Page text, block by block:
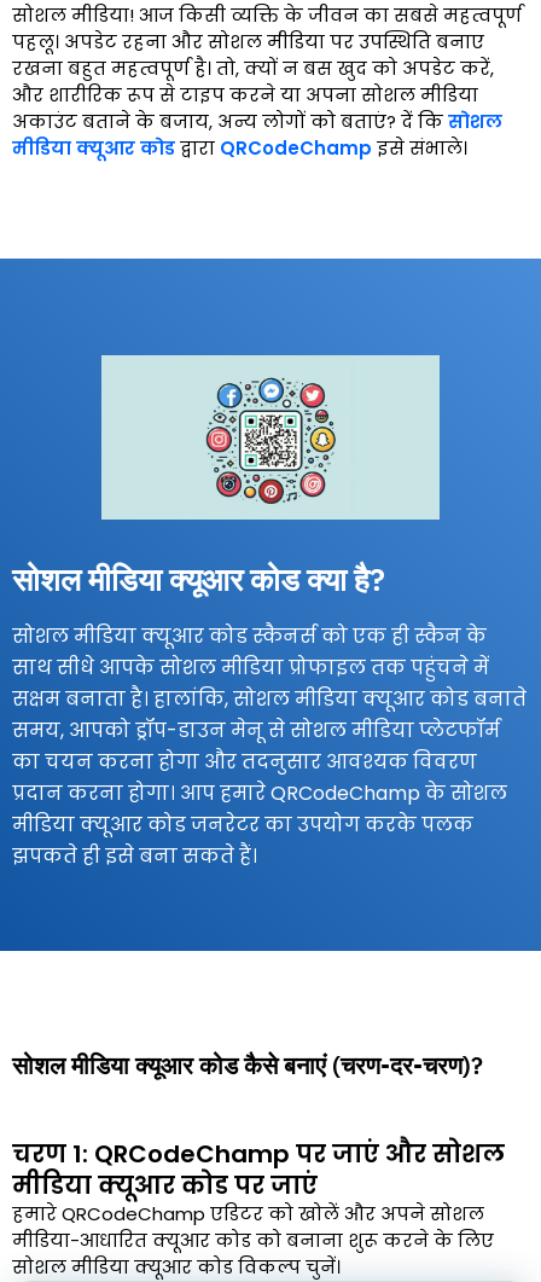
सोशल मीडिया! आज किसी व्यक्ति के जीवन का सबसे महत्वपूर्ण
पहलू। अपडेट रहना और सोशल मीडिया पर उपस्थिति बनाए
रखना बहुत महत्वपूर्ण है। तो, क्यों न बस खुद को अपडेट करें,
और शारीरिक रूप से टाइप करने या अपना सोशल मीडिया
अकाउंट बताने के बजाय, अन्य लोगों को बताएं? दें किसोशल
मीडिया क्यूआर कोडद्वारा QRCodeChamp इसे संभाले।
सोशल मीडिया क्यूआर कोड क्या है?
सोशल मीडिया क्यूआर कोड स्कैनर्स को एक ही स्कैन के
साथ सीधे आपके सोशल मीडिया प्रोफाइल तक पहुंचने में
सक्षम बनाता है। हालांकि, सोशल मीडिया क्यूआर कोड बनाते
समय, आपको ड्रॉप-डाउन मेनू से सोशल मीडिया प्लेटफॉर्म
का चयन करना होगा और तदनुसार आवश्यक विवरण
प्रदान करना होगा। आप हमारे QRCodeChamp के सोशल
मीडिया क्यूआर कोड जनरेटर का उपयोग करके पलक
झपकते ही इसे बना सकते हैं।
सोशल मीडिया क्यूआर कोड कैसे बनाएं (चरण-दर-चरण)?
चरण 1: QRCodeChamp पर जाएं और सोशल
मीडिया क्यूआर कोड पर जाएं
हमारे QRCodeChamp एडिटर को खोलें और अपने सोशल
मीडिया-आधारित क्यूआर कोड को बनाना शुरू करने के लिए
सोशल मीडिया क्यूआर कोड विकल्प चुनें।